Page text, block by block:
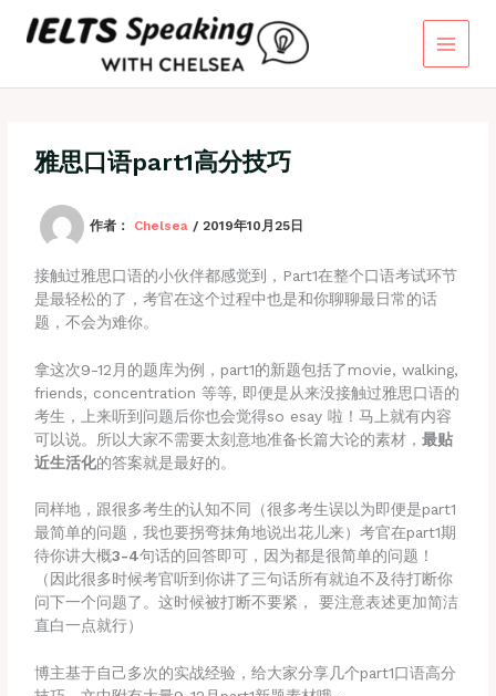
雅思口语part1高分技巧
作者： Chelsea / 2019年10月25日
接触过雅思口语的小伙伴都感觉到，Part1在整个口语考试环节
是最轻松的了，考官在这个过程中也是和你聊聊最日常的话
题，不会为难你。
拿这次9-12月的题库为例，part1的新题包括了movie, walking,
friends, concentration 等等, 即便是从来没接触过雅思口语的
考生，上来听到问题后你也会觉得so esay 啦！马上就有内容
可以说。所以大家不需要太刻意地准备长篇大论的素材，最贴
近生活化的答案就是最好的。
同样地，跟很多考生的认知不同（很多考生误以为即便是part1
最简单的问题，我也要拐弯抹角地说出花儿来）考官在part1期
待你讲大概3-4句话的回答即可，因为都是很简单的问题！
（因此很多时候考官听到你讲了三句话所有就迫不及待打断你
问下一个问题了。这时候被打断不要紧， 要注意表述更加简洁
直白一点就行）
博主基于自己多次的实战经验，给大家分享几个part1口语高分